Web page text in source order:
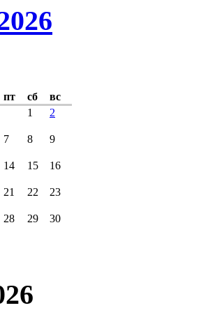
пт сб
вс
1
2
7 8 9
14 15 16
21 22 23
28 29 30